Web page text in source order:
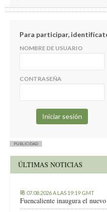
Para participar,
NOMBRE DE USUARIO
CONTRASEÑA
PUBLICIDAD
ÚLTIMAS NOTICIAS
07.08.2026 A LAS 19:19 GMT
Fuencaliente inaugura el